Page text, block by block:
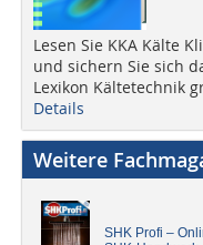
Lesen Sie KKA Kälte
und sichern Sie sich
Lexikon Kältetechnik
Details
Weitere
SHK Profi –